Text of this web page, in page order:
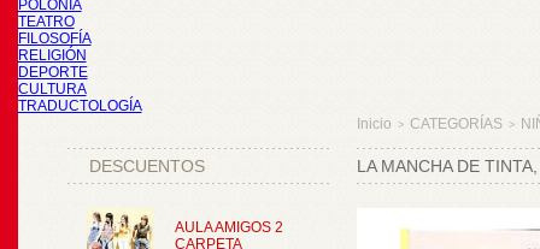
POLONIA
TEATRO
FILOSOFÍA
RELIGIÓN
DEPORTE
CULTURA
TRADUCTOLOGÍA
DESCUENTOS
AULA AMIGOS 2
CARPETA
Inicio > CATEGORÍAS >
LA MANCHA DE